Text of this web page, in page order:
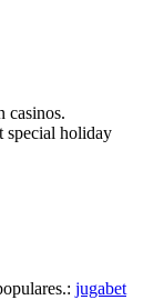
casinos.
special holiday
jugabet